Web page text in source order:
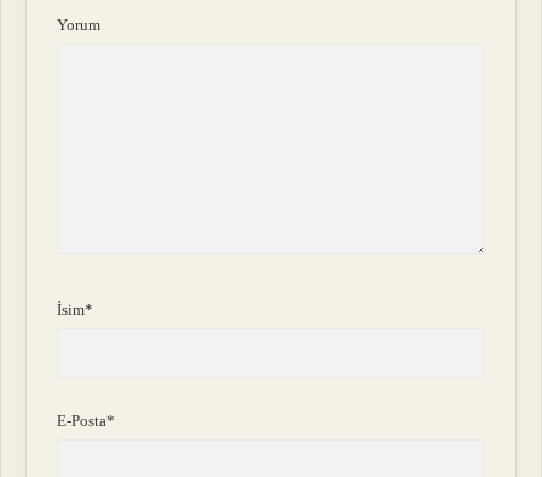
Yorum
İsim*
E-Posta*